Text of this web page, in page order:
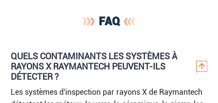
FAQ
QUELS CONTAMINANTS LES SYSTÈMES À
RAYONS X RAYMANTECH PEUVENT-ILS
DÉTECTER ?
Les systèmes d'inspection par rayons X de Raymantech